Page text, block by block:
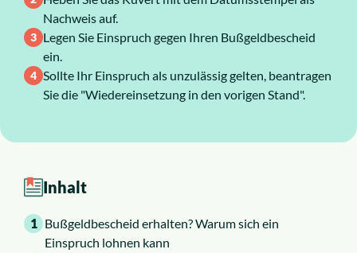
Karriere
Nachweis auf.
Legen Sie Einspruch gegen Ihren Bußgeldbescheid
ein.
Sollte Ihr Einspruch als unzulässig gelten, beantragen
Sie die "Wiedereinsetzung in den vorigen Stand".
Inhalt
1 Bußgeldbescheid erhalten? Warum sich ein
Einspruch lohnen kann